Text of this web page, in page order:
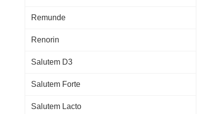
Remunde
Renorin
Salutem D3
Salutem Forte
Salutem Lacto